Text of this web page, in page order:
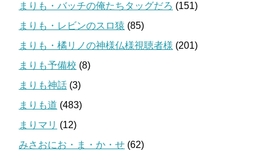
まりも・バッチの俺たちタッグだろ (151)
まりも・レビンのスロ猿 (85)
まりも・橘リノの神様仏様視聴者様 (201)
まりも予備校 (8)
まりも神話 (3)
まりも道 (483)
まりマリ (12)
みさおにお・ま・か・せ (62)